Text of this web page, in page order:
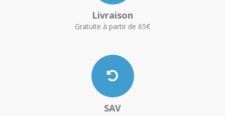
Livraison
Gratuite à partir de 65€
SAV